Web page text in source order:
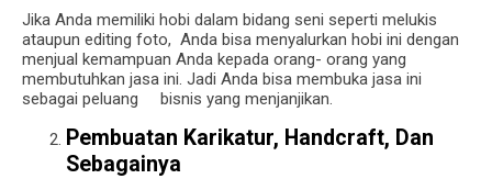
Jika Anda memiliki hobi dalam bidang seni seperti melukis
ataupun editing foto, Anda bisa menyalurkan hobi ini dengan
menjual kemampuan Anda kepada orang- orang yang
membutuhkan jasa ini. Jadi Anda bisa membuka jasa ini
sebagai peluang bisnis yang menjanjikan.
Pembuatan Karikatur, Handcraft, Dan
Sebagainya